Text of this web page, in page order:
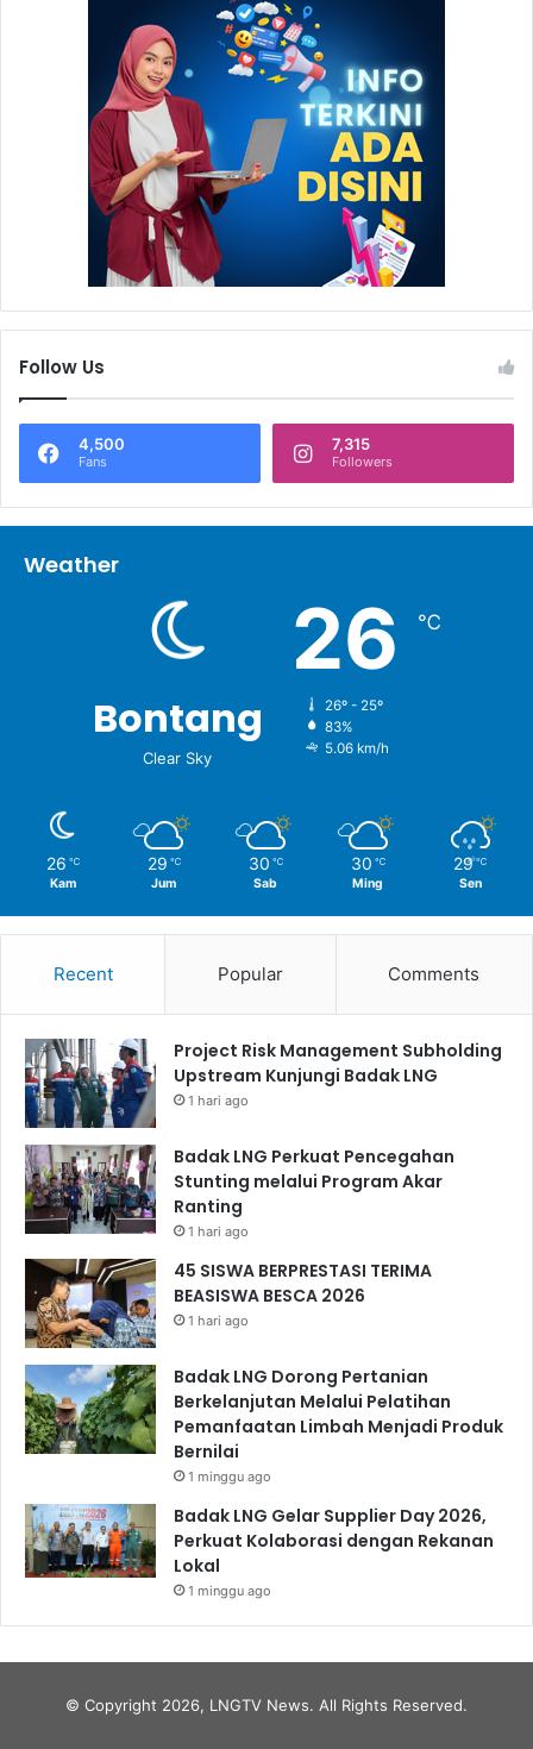
Follow Us
4,500
Fans
7,315
Followers
Weather
Bontang
Clear Sky
26 ℃
26º - 25º
83%
5.06 km/h
26 ℃
Kam
29 ℃
Jum
30 ℃
Sab
30 ℃
Ming
29 ℃
Sen
Recent Popular Comments
Project Risk Management Subholding
Upstream Kunjungi Badak LNG
1 hari ago
Badak LNG Perkuat Pencegahan
Stunting melalui Program Akar
Ranting
1 hari ago
45 SISWA BERPRESTASI TERIMA
BEASISWA BESCA 2026
1 hari ago
Badak LNG Dorong Pertanian
Berkelanjutan Melalui Pelatihan
Pemanfaatan Limbah Menjadi Produk
Bernilai
1 minggu ago
Badak LNG Gelar Supplier Day 2026,
Perkuat Kolaborasi dengan Rekanan
Lokal
1 minggu ago
© Copyright 2026, LNGTV News. All Rights Reserved.